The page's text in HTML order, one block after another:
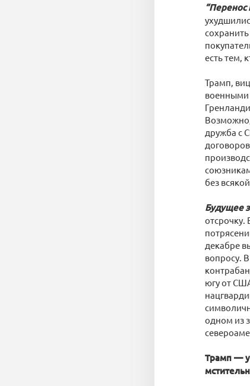
есть тем,
Трамп,
военными
Возможно,
дружба с
без
Будущее
отсрочку.
декабре
вопросу.
югу от
одном из
Трамп —